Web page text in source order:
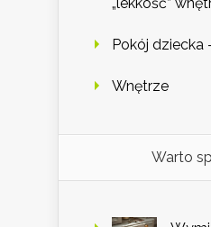
Pokój dziecka
Wnętrze
Warto